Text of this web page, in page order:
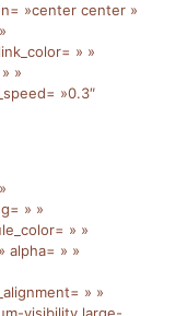
»center center »
» »
»
»0.3″
» »
» »
alpha= » »
» »